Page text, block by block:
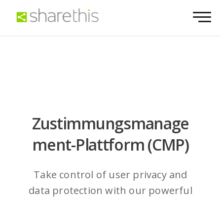
Zustimmungsmanage
ment-Plattform (CMP)
Take control of user privacy and
data protection with our powerful